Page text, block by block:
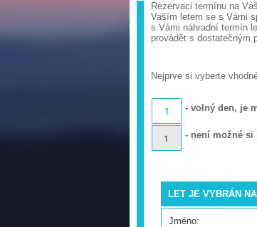
Rezervaci termínu na
Vaším letem se s Vámi
s Vámi náhradní termín
provádět s dostatečným
Nejprve si vyberte
- volný den, je
- není možné si
LET JE VYBRÁN
Jméno: